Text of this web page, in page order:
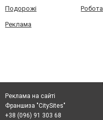
Подорожі Робота
Реклама
Реклама на сайті
Франшиза "CitySites"
+38 (096) 91 303 68